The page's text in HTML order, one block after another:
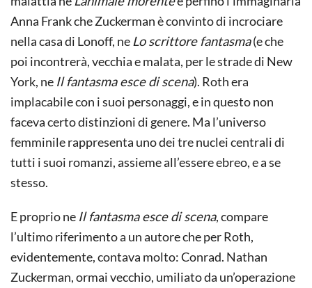
Anna Frank che Zuckerman è convinto di incrociare
nella casa di Lonoff, ne Lo scrittore fantasma(e che
poi incontrerà, vecchia e malata, per le strade di New
York, ne Il fantasma esce di scena). Roth era
implacabile con i suoi personaggi, e in questo non
faceva certo distinzioni di genere. Ma l’universo
femminile rappresenta uno dei tre nuclei centrali di
tutti i suoi romanzi, assieme all’essere ebreo, e a se
stesso.
E proprio ne Il fantasma esce di scena, compare
l’ultimo riferimento a un autore che per Roth,
evidentemente, contava molto: Conrad. Nathan
Zuckerman, ormai vecchio, umiliato da un’operazione